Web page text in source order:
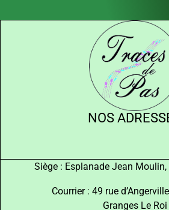
NOS
Siège : Esplanade Jean
Courrier : 49 rue
Granges Le Roi